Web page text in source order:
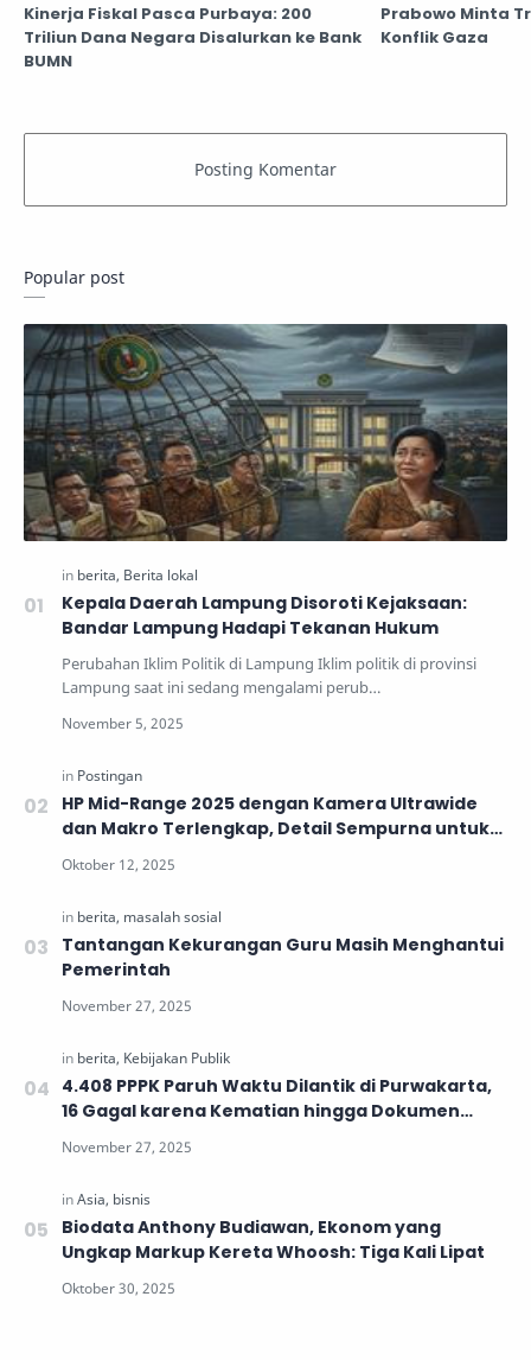
Kinerja Fiskal Pasca Purbaya: 200
Triliun Dana Negara Disalurkan ke Bank
BUMN
Prabowo Minta
Konflik Gaza
Popular post
Kepala Daerah Lampung Disoroti Kejaksaan:
Bandar Lampung Hadapi Tekanan Hukum
Perubahan Iklim Politik di Lampung Iklim politik di provinsi
Lampung saat ini sedang mengalami perub…
HP Mid-Range 2025 dengan Kamera Ultrawide
dan Makro Terlengkap, Detail Sempurna untuk
Generasi Muda
Tantangan Kekurangan Guru Masih Menghantui
Pemerintah
4.408 PPPK Paruh Waktu Dilantik di Purwakarta,
16 Gagal karena Kematian hingga Dokumen
Tidak Lengkap
Biodata Anthony Budiawan, Ekonom yang
Ungkap Markup Kereta Whoosh: Tiga Kali Lipat